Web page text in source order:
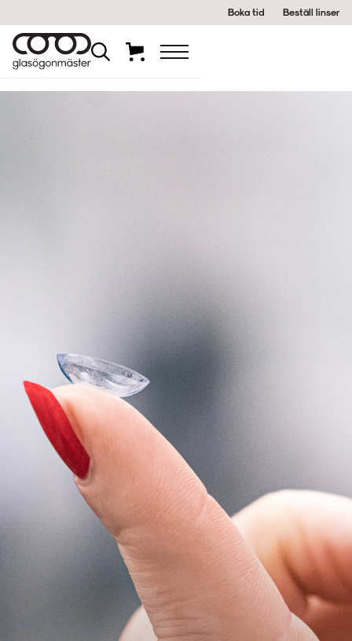
Boka tid Beställ linser
Inspiration, nyheter och tips;
noga utvalt av oss på Mäster.
Gå med i nyhetsbrevet
Genom att prenumerera godkänner du våra användarvillkor
och vår integritetspolicy.